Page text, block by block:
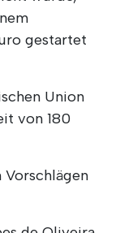
im Diário da
wurde,
Union